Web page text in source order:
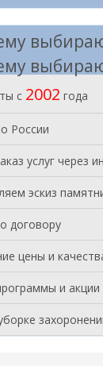
с 2002 года
России
услуг через
эскиз
договору
цены и
и акции